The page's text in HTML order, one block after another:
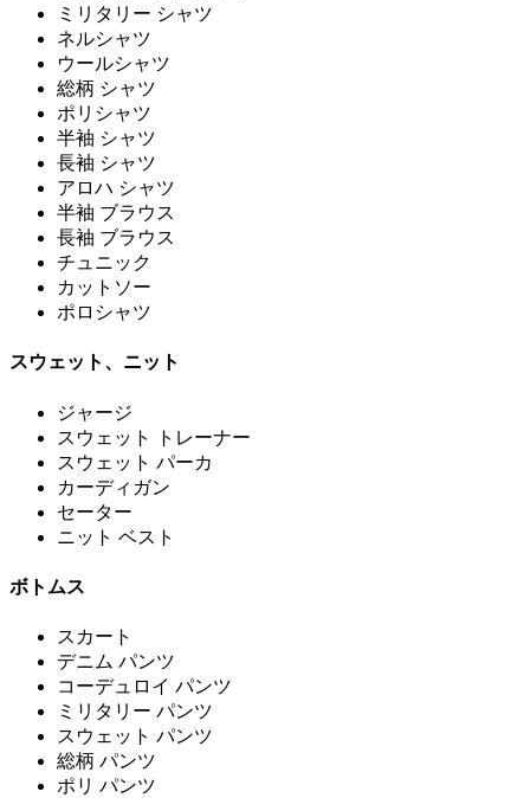
ミリタリー シャツ
ネルシャツ
ウールシャツ
総柄 シャツ
ポリシャツ
半袖 シャツ
長袖 シャツ
アロハ シャツ
半袖 ブラウス
長袖 ブラウス
チュニック
カットソー
ポロシャツ
スウェット、ニット
ジャージ
スウェット トレーナー
スウェット パーカ
カーディガン
セーター
ニット ベスト
ボトムス
スカート
デニム パンツ
コーデュロイ パンツ
ミリタリー パンツ
スウェット パンツ
総柄 パンツ
ポリ パンツ